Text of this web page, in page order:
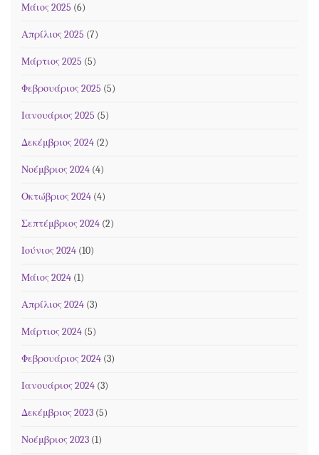
Μάιος 2025 (6)
Απρίλιος 2025 (7)
Μάρτιος 2025 (5)
Φεβρουάριος 2025 (5)
Ιανουάριος 2025 (5)
Δεκέμβριος 2024 (2)
Νοέμβριος 2024 (4)
Οκτώβριος 2024 (4)
Σεπτέμβριος 2024 (2)
Ιούνιος 2024 (10)
Μάιος 2024 (1)
Απρίλιος 2024 (3)
Μάρτιος 2024 (5)
Φεβρουάριος 2024 (3)
Ιανουάριος 2024 (3)
Δεκέμβριος 2023 (5)
Νοέμβριος 2023 (1)